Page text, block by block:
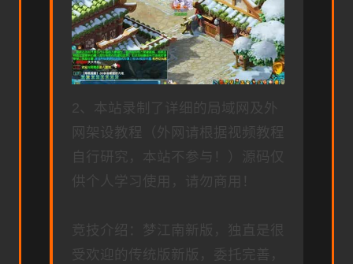
2、本站录制了详细的局域网及外
网架设教程（外网请根据视频教程
自行研究，本站不参与！）源码仅
供个人学习使用，请勿商用！
竞技介绍：梦江南新版，独直是很
受欢迎的传统版新版，委托完善，